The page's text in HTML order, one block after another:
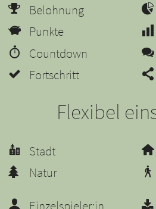
Belohnung
Punkte
Countdown
Fortschritt
Flexibel
Stadt
Natur
Einzelspieler:in